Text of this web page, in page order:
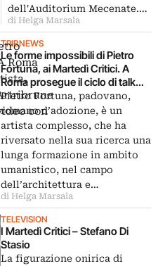
dell'Auditorium Mecenate.…
di Helga Marsala
TRIBNEWS
Le forme impossibili di Pietro
Fortuna, ai Martedì Critici. A
Roma prosegue il ciclo di talk
d’artista, sempre in partnership
con Artribrune Television. Che
pubblica il video con Felice
Levini
Pietro Fortuna, padovano,
romano d’adozione, è un
artista complesso, che ha
riversato nella sua ricerca una
lunga formazione in ambito
umanistico, nel campo
dell’architettura e…
di Helga Marsala
TELEVISION
I Martedì Critici – Stefano Di
Stasio
La figurazione onirica di